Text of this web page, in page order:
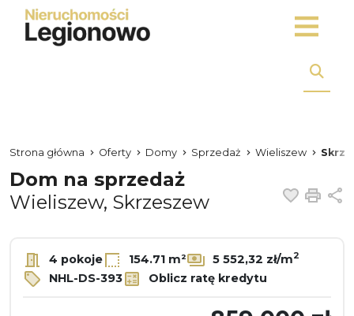
Strona główna Oferty Domy Sprzedaż Wieliszew
Dom na sprzedaż
Wieliszew, Skrzeszew
Dodaj
4 pokoje 154.71 m² 5 552,32 zł/m2
NHL-DS-393 Oblicz ratę kredytu